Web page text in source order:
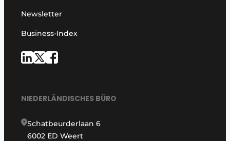
Newsletter
Business-Index
NIEDERLÄNDISCHES BÜRO
Schatbeurderlaan 6
6002 ED Weert